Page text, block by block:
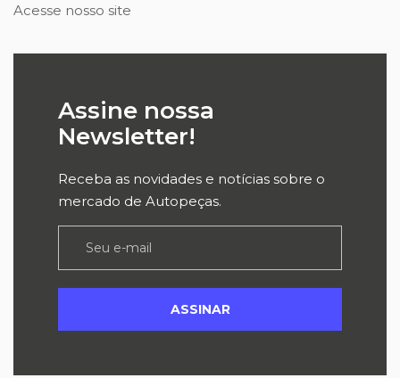
Acesse nosso site
Assine nossa
Newsletter!
Receba as novidades e notícias sobre o
mercado de Autopeças.